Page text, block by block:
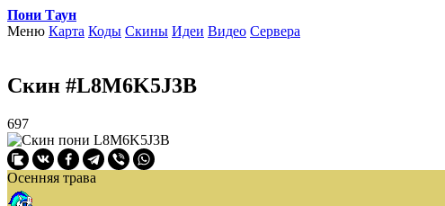
Пони Таун
Меню Карта Коды Скины Идеи Видео Сервера
Скин #L8M6K5J3B
697
Осенняя трава